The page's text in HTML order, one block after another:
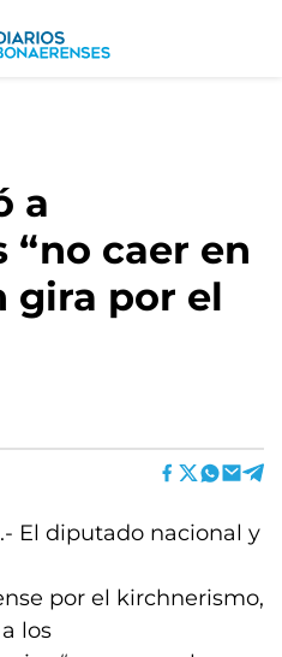
a
caer en
gira por el
El diputado nacional y
por el kirchnerismo,
los